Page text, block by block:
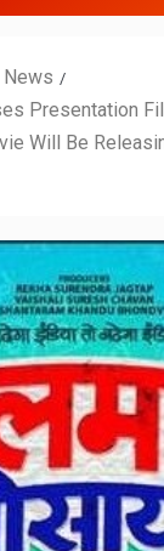
News
Presentation
Will Be